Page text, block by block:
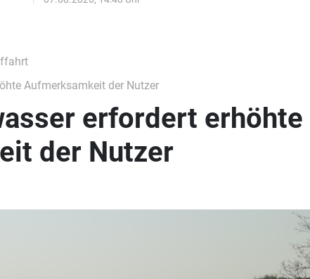
Aufmerksamkeit der Nutzer
erfordert erhöhte
der Nutzer